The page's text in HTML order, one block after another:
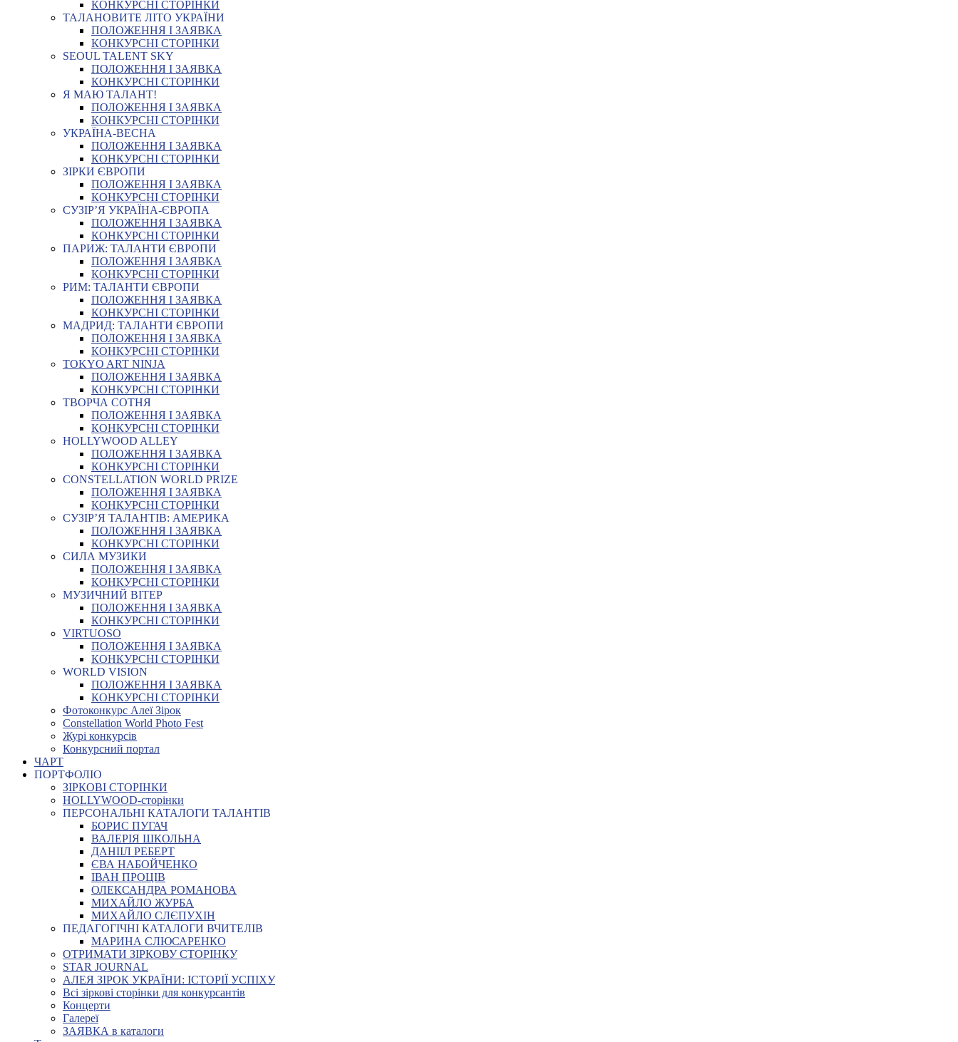
КОНКУРСНІ СТОРІНКИ
ТАЛАНОВИТЕ ЛІТО УКРАЇНИ
ПОЛОЖЕННЯ І ЗАЯВКА
КОНКУРСНІ СТОРІНКИ
SEOUL TALENT SKY
ПОЛОЖЕННЯ І ЗАЯВКА
КОНКУРСНІ СТОРІНКИ
Я МАЮ ТАЛАНТ!
ПОЛОЖЕННЯ І ЗАЯВКА
КОНКУРСНІ СТОРІНКИ
УКРАЇНА-ВЕСНА
ПОЛОЖЕННЯ І ЗАЯВКА
КОНКУРСНІ СТОРІНКИ
ЗІРКИ ЄВРОПИ
ПОЛОЖЕННЯ І ЗАЯВКА
КОНКУРСНІ СТОРІНКИ
СУЗІР’Я УКРАЇНА-ЄВРОПА
ПОЛОЖЕННЯ І ЗАЯВКА
КОНКУРСНІ СТОРІНКИ
ПАРИЖ: ТАЛАНТИ ЄВРОПИ
ПОЛОЖЕННЯ І ЗАЯВКА
КОНКУРСНІ СТОРІНКИ
РИМ: ТАЛАНТИ ЄВРОПИ
ПОЛОЖЕННЯ І ЗАЯВКА
КОНКУРСНІ СТОРІНКИ
МАДРИД: ТАЛАНТИ ЄВРОПИ
ПОЛОЖЕННЯ І ЗАЯВКА
КОНКУРСНІ СТОРІНКИ
TOKYO ART NINJA
ПОЛОЖЕННЯ І ЗАЯВКА
КОНКУРСНІ СТОРІНКИ
ТВОРЧА СОТНЯ
ПОЛОЖЕННЯ І ЗАЯВКА
КОНКУРСНІ СТОРІНКИ
HOLLYWOOD ALLEY
ПОЛОЖЕННЯ І ЗАЯВКА
КОНКУРСНІ СТОРІНКИ
CONSTELLATION WORLD PRIZE
ПОЛОЖЕННЯ І ЗАЯВКА
КОНКУРСНІ СТОРІНКИ
СУЗІР’Я ТАЛАНТІВ: АМЕРИКА
ПОЛОЖЕННЯ І ЗАЯВКА
КОНКУРСНІ СТОРІНКИ
СИЛА МУЗИКИ
ПОЛОЖЕННЯ І ЗАЯВКА
КОНКУРСНІ СТОРІНКИ
МУЗИЧНИЙ ВІТЕР
ПОЛОЖЕННЯ І ЗАЯВКА
КОНКУРСНІ СТОРІНКИ
VIRTUOSO
ПОЛОЖЕННЯ І ЗАЯВКА
КОНКУРСНІ СТОРІНКИ
WORLD VISION
ПОЛОЖЕННЯ І ЗАЯВКА
КОНКУРСНІ СТОРІНКИ
Фотоконкурс Алеї Зірок
Constellation World Photo Fest
Журі конкурсів
Конкурсний портал
ЧАРТ
ПОРТФОЛІО
ЗІРКОВІ СТОРІНКИ
HOLLYWOOD-сторінки
ПЕРСОНАЛЬНІ КАТАЛОГИ ТАЛАНТІВ
БОРИС ПУГАЧ
ВАЛЕРІЯ ШКОЛЬНА
ДАНІІЛ РЕБЕРТ
ЄВА НАБОЙЧЕНКО
ІВАН ПРОЦІВ
ОЛЕКСАНДРА РОМАНОВА
МИХАЙЛО ЖУРБА
МИХАЙЛО СЛЄПУХІН
ПЕДАГОГІЧНІ КАТАЛОГИ ВЧИТЕЛІВ
МАРИНА СЛЮСАРЕНКО
ОТРИМАТИ ЗІРКОВУ СТОРІНКУ
STAR JOURNAL
АЛЕЯ ЗІРОК УКРАЇНИ: ІСТОРІЇ УСПІХУ
Всі зіркові сторінки для конкурсантів
Концерти
Галереї
ЗАЯВКА в каталоги